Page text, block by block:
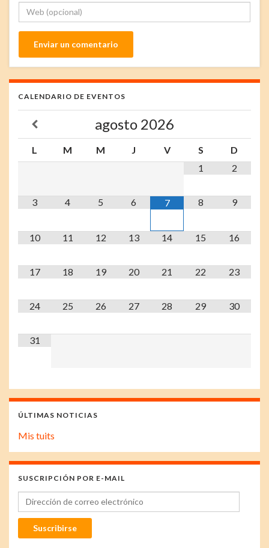
CALENDARIO DE EVENTOS
agosto 2026
L M M J V S
D
1
2
3 4 5 6 7 8 9
10 11 12 13 14 15 16
17 18 19 20 21 22 23
24 25 26 27 28 29 30
31
ÚLTIMAS NOTICIAS
Mis tuits
SUSCRIPCIÓN POR E-MAIL
Dirección de correo electrónico
Suscribirse